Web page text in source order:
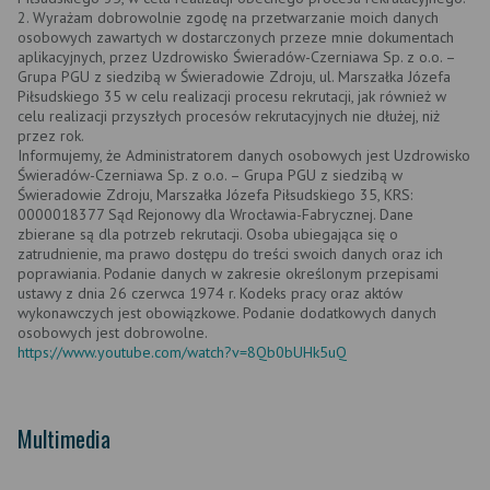
2. Wyrażam dobrowolnie zgodę na przetwarzanie moich danych
osobowych zawartych w dostarczonych przeze mnie dokumentach
aplikacyjnych, przez Uzdrowisko Świeradów-Czerniawa Sp. z o.o. –
Grupa PGU z siedzibą w Świeradowie Zdroju, ul. Marszałka Józefa
Piłsudskiego 35 w celu realizacji procesu rekrutacji, jak również w
celu realizacji przyszłych procesów rekrutacyjnych nie dłużej, niż
przez rok.
Informujemy, że Administratorem danych osobowych jest Uzdrowisko
Świeradów-Czerniawa Sp. z o.o. – Grupa PGU z siedzibą w
Świeradowie Zdroju, Marszałka Józefa Piłsudskiego 35, KRS:
0000018377 Sąd Rejonowy dla Wrocławia-Fabrycznej. Dane
zbierane są dla potrzeb rekrutacji. Osoba ubiegająca się o
zatrudnienie, ma prawo dostępu do treści swoich danych oraz ich
poprawiania. Podanie danych w zakresie określonym przepisami
ustawy z dnia 26 czerwca 1974 r. Kodeks pracy oraz aktów
wykonawczych jest obowiązkowe. Podanie dodatkowych danych
osobowych jest dobrowolne.
https://www.youtube.com/watch?v=8Qb0bUHk5uQ
Multimedia